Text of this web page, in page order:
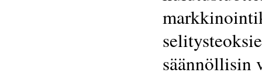
säännöllisin